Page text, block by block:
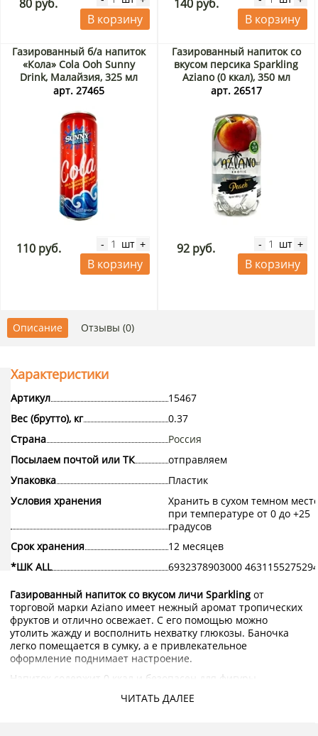
80 руб.
В корзину
140 руб.
В корзину
Газированный б/а напиток
«Кола» Cola Ooh Sunny
Drink, Малайзия, 325 мл
арт. 27465
110 руб. - шт +
В корзину
Газированный напиток со
вкусом персика Sparkling
Aziano (0 ккал), 350 мл
арт. 26517
92 руб. - шт +
В корзину
Описание Отзывы (0)
ЧИТАТЬ ДАЛЕЕ
Характеристики
Артикул
15467
Вес (брутто), кг
0.37
Страна
Россия
Посылаем почтой или ТК
отправляем
Упаковка
Пластик
Условия хранения
Хранить в сухом темном
при температуре от 0 до +25
градусов
Срок хранения
12 месяцев
*ШК ALL
6932378903000 4631155275294
Газированный напиток со вкусом личи Sparkling от
торговой марки Aziano имеет нежный аромат тропических
фруктов и отлично освежает. С его помощью можно
утолить жажду и восполнить нехватку глюкозы. Баночка
легко помещается в сумку, а е привлекательное
оформление поднимает настроение.
Напиток содержит 0 ккал и безопасен для фигуры.
Купить газированный напиток со вкусом личи Sparkling